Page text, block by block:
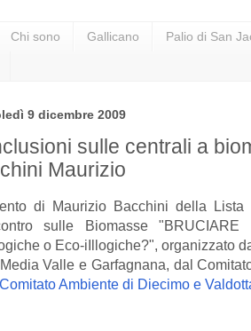
Chi sono Gallicano Palio di San
9 dicembre 2009
sulle centrali a
Maurizio
di Maurizio Bacchini della
sulle Biomasse
o Eco-iIllogiche?", organizzato
Valle e Garfagnana, dal
Comitato Ambiente di Diecimo e